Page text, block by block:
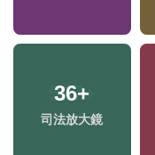
597+
熱門